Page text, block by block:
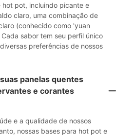
hot pot, incluindo picante e
claro, uma combinação de
(conhecido como 'yuan
sabor tem seu perfil único
preferências de nossos
panelas quentes
e corantes
e a qualidade de nossos
nossas bases para hot pot e